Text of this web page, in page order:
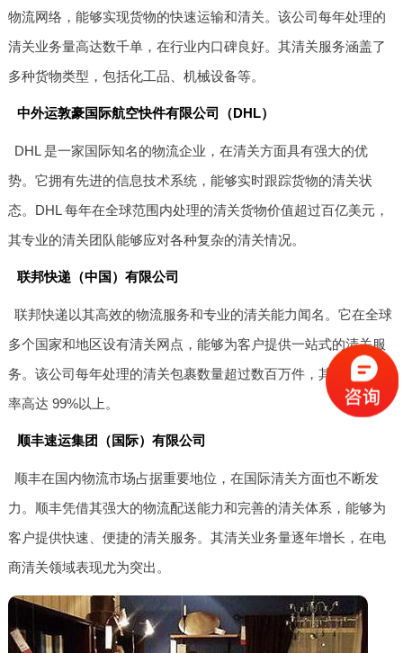
物流网络，能够实现货物的快速运输和清关。该公司每年处理的
清关业务量高达数千单，在行业内口碑良好。其清关服务涵盖了
多种货物类型，包括化工品、机械设备等。
中外运敦豪国际航空快件有限公司（DHL）
DHL 是一家国际知名的物流企业，在清关方面具有强大的优
势。它拥有先进的信息技术系统，能够实时跟踪货物的清关状
态。DHL 每年在全球范围内处理的清关货物价值超过百亿美元，
其专业的清关团队能够应对各种复杂的清关情况。
联邦快递（中国）有限公司
联邦快递以其高效的物流服务和专业的清关能力闻名。它在全球
多个国家和地区设有清关网点，能够为客户提供一站式的清关服
务。该公司每年处理的清关包裹数量超过数百万件，其清关准确
率高达 99%以上。
顺丰速运集团（国际）有限公司
顺丰在国内物流市场占据重要地位，在国际清关方面也不断发
力。顺丰凭借其强大的物流配送能力和完善的清关体系，能够为
客户提供快速、便捷的清关服务。其清关业务量逐年增长，在电
商清关领域表现尤为突出。